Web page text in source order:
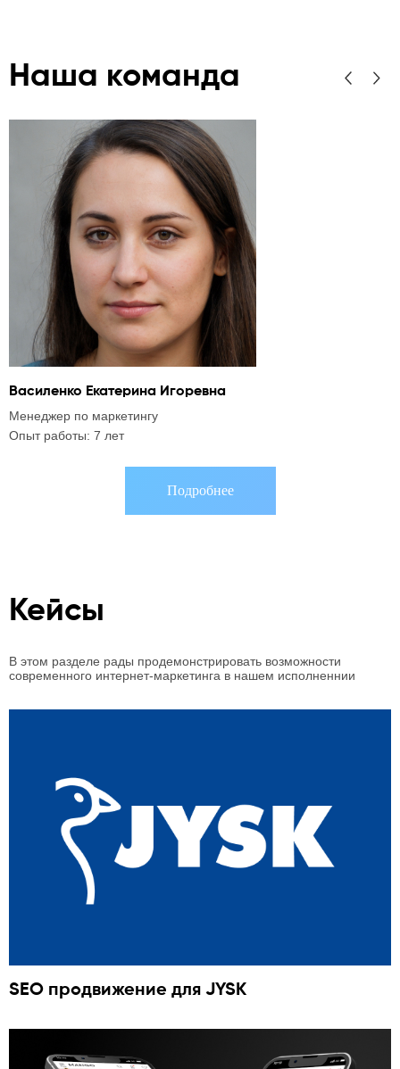
Наша команда
Василенко Екатерина Игоревна
Менеджер по маркетингу
Опыт работы: 7 лет
Подробнее
Кейсы
В этом разделе рады продемонстрировать возможности
современного интернет-маркетинга в нашем исполненнии
SEO продвижение для JYSK